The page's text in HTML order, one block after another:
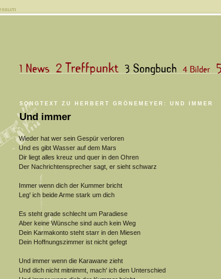
SONGTEXT ZU HERBERT GRÖNEMEYER: UND IMMER
Und immer
Wieder hat wer sein Gespür verloren
Und es gibt Wasser auf dem Mars
Dir liegt alles kreuz und quer in den Ohren
Der Nachrichtensprecher sagt, er sieht schwarz
Immer wenn dich der Kummer bricht
Leg' ich beide Arme stark um dich
Es steht grade schlecht um Paradiese
Aber keine Wünsche sind auch kein Weg
Dein Karmakonto steht starr in den Miesen
Dein Hoffnungszimmer ist nicht gefegt
Und immer wenn die Karawane zieht
Und dich nicht mitnimmt, mach' ich den Unterschied